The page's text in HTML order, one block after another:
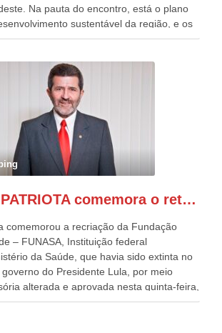
Na pauta do encontro, está o plano
sustentável da região, e os
de políticas públicas, que
a presença do Vice-presidente Geraldo
ocupa o Ministério do
Indústria, Comércio e Serviços, o ex
agora Presidente do Banco do
o ex Deputado Federal, e
da SUDENE, Danilo Cabral, da
Raquel Lyra, os ministros da
e da Integração e do Desenvolvimento
que também ajudam a fomentar o
GONZAGA PATRIOTA comemora o retorno da FUNASA
comemorou a recriação da Fundação
– FUNASA, Instituição federal
da Saúde, que havia sido extinta no
do Presidente Lula, por meio
alterada e aprovada nesta quinta-feira,
Gonzaga Patriota disse hoje em